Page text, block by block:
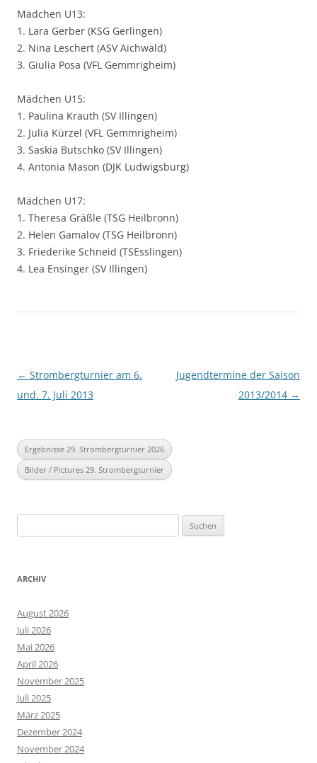
Mädchen U13:
1. Lara Gerber (KSG Gerlingen)
2. Nina Leschert (ASV Aichwald)
3. Giulia Posa (VFL Gemmrigheim)
Mädchen U15:
1. Paulina Krauth (SV Illingen)
2. Julia Kürzel (VFL Gemmrigheim)
3. Saskia Butschko (SV Illingen)
4. Antonia Mason (DJK Ludwigsburg)
Mädchen U17:
1. Theresa Gräßle (TSG Heilbronn)
2. Helen Gamalov (TSG Heilbronn)
3. Friederike Schneid (TSEsslingen)
4. Lea Ensinger (SV Illingen)
Beitragsnavigation
← Strombergturnier am 6.
und. 7. Juli 2013
Jugendtermine der Saison
2013/2014 →
Ergebnisse 29. Strombergturnier 2026
Bilder / Pictures 29. Strombergturnier
nach:
ARCHIV
August 2026
Juli 2026
Mai 2026
April 2026
November 2025
Juli 2025
März 2025
Dezember 2024
November 2024